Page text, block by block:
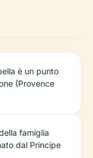
è un punto
(Provence
famiglia
dal Principe